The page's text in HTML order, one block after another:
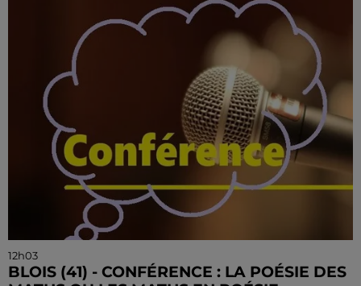
12h03
BLOIS (41) - CONFÉRENCE : LA POÉSIE DES